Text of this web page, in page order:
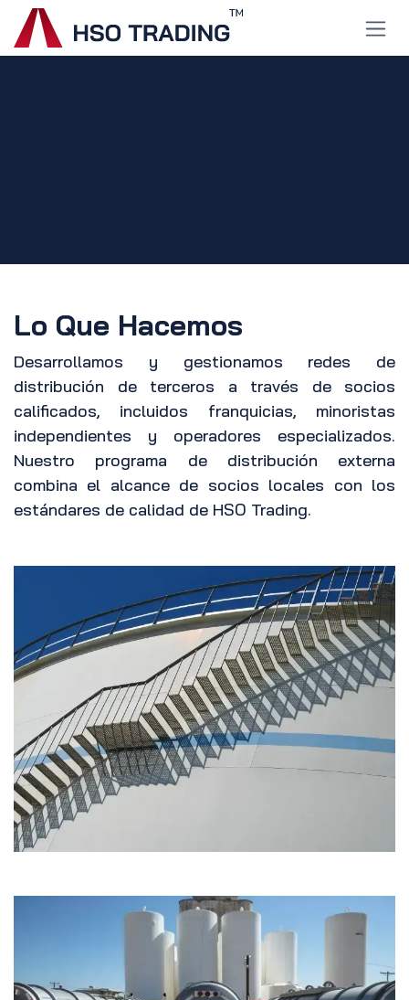
Ir al contenido
Lo Que Hacemos
Desarrollamos y gestionamos redes de
distribución de terceros a través de socios
calificados, incluidos franquicias, minoristas
independientes y operadores especializados.
Nuestro programa de distribución externa
combina el alcance de socios locales con los
estándares de calidad de HSO Trading.